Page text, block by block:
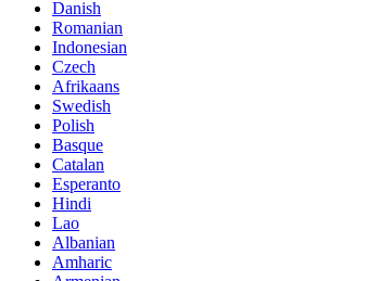
Danish
Romanian
Indonesian
Czech
Afrikaans
Swedish
Polish
Basque
Catalan
Esperanto
Hindi
Lao
Albanian
Amharic